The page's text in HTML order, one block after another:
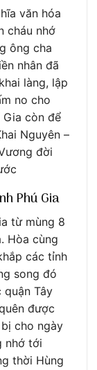
văn hóa
cháu nhớ
ông cha
nhân đã
làng, lập
no cho
Gia còn để
Nguyên –
đời
Phú Gia
từ mùng 8
Hòa cùng
các tỉnh
song đó
quận Tây
được
cho ngày
nhớ tới
thời Hùng